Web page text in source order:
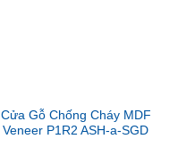
Cửa Gỗ Chống Cháy MDF
Veneer P1R2 ASH-a-SGD